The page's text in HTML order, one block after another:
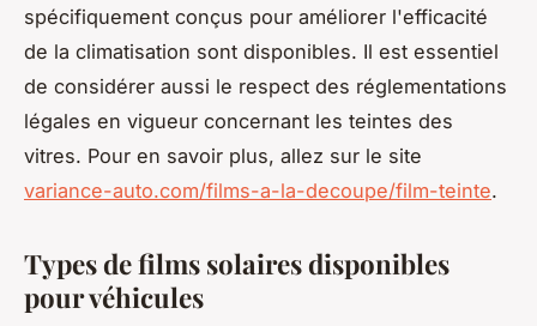
spécifiquement conçus pour améliorer l'efficacité
de la climatisation sont disponibles. Il est essentiel
de considérer aussi le respect des réglementations
légales en vigueur concernant les teintes des
vitres. Pour en savoir plus, allez sur le site
variance-auto.com/films-a-la-decoupe/film-teinte.
Types de films solaires disponibles
pour véhicules